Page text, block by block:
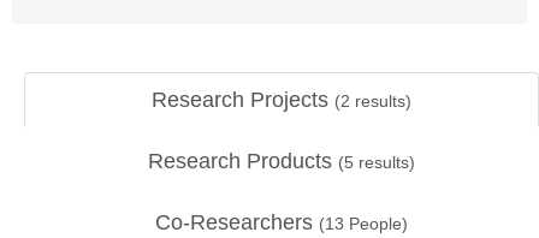
Research Projects (2 results)
Research Products (5 results)
Co-Researchers (13 People)